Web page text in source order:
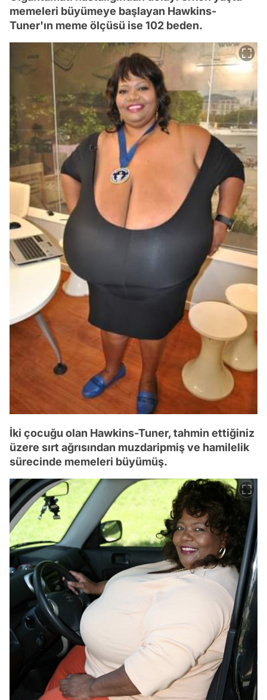
memeleri büyümeye başlayan Hawkins-
Tuner'ın meme ölçüsü ise 102 beden.
İki çocuğu olan Hawkins-Tuner, tahmin ettiğiniz
üzere sırt ağrısından muzdaripmiş ve hamilelik
sürecinde memeleri büyümüş.